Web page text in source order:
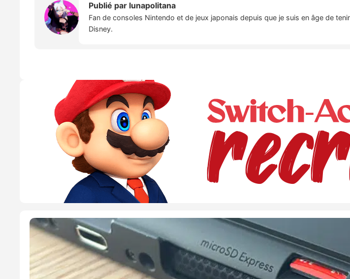
Publié par lunapolitana
Fan de consoles Nintendo et de jeux japonais depuis que je suis en âge de
Disney.